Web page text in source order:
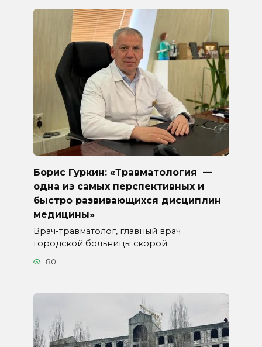
Борис Гуркин: «Травматология —
одна из самых перспективных и
быстро развивающихся дисциплин
медицины»
Врач-травматолог, главный врач
городской больницы скорой
80